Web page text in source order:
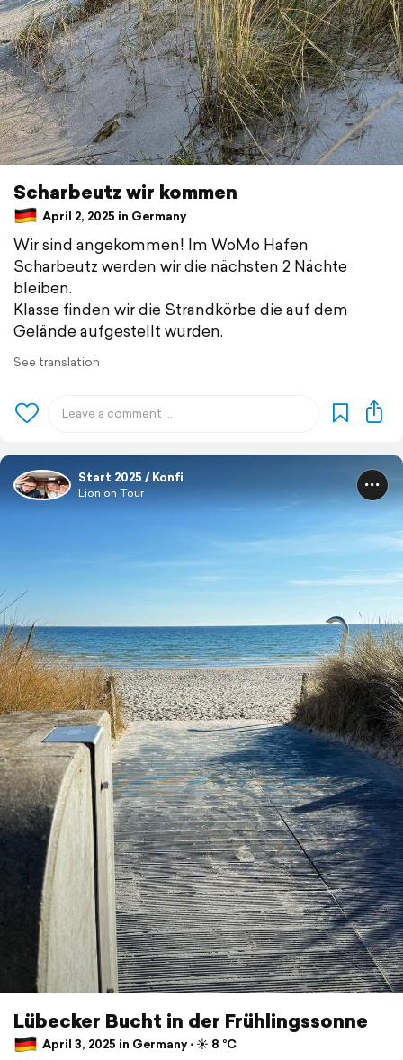
Scharbeutz wir kommen
April 2, 2025 in Germany
Wir sind angekommen! Im WoMo Hafen
Scharbeutz werden wir die nächsten 2 Nächte
bleiben.
Klasse finden wir die Strandkörbe die auf dem
Gelände aufgestellt wurden.
See translation
Start 2025 / Konfi
Lion on Tour
Lübecker Bucht in der Frühlingssonne
April 3, 2025 in Germany ⋅ ☀️ 8 °C